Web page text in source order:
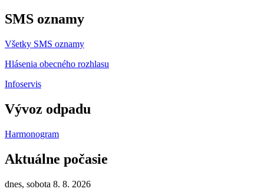
SMS oznamy
Všetky SMS oznamy
Hlásenia obecného rozhlasu
Infoservis
Vývoz odpadu
Harmonogram
Aktuálne počasie
dnes, sobota 8. 8. 2026